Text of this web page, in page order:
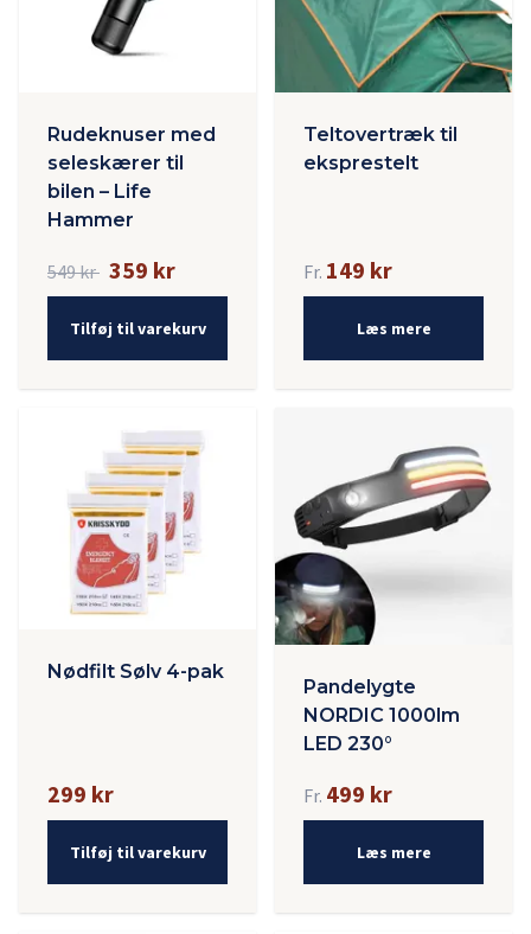
Rudeknuser med
seleskærer til
bilen – Life
Hammer
549 kr 359 kr
Tilføj til varekurv
Teltovertræk til
eksprestelt
Fr. 149 kr
Læs mere
Nødfilt Sølv 4-pak
299 kr
Tilføj til varekurv
Pandelygte
NORDIC 1000lm
LED 230°
Fr. 499 kr
Læs mere